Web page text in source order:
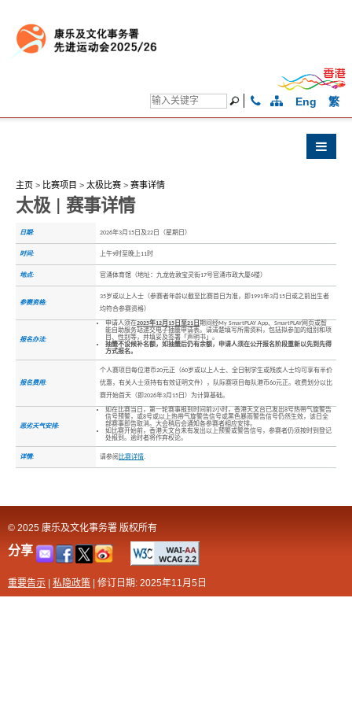
Eng 繁
主页 > 比赛项目 > 太极比赛 > 赛事详情
太极 | 赛事详情
日期: 2026年3月15日及22日（星期日）
时间: 上午9时至晚上11时
地点: 官涌体育馆（地址：九龙佐敦宝灵街17号官涌市政大厦6楼）
参赛资格:
35岁或以上人士（参赛者年龄以截至比赛首日为准，即1991年3月15日或之前出生者
均符合参赛资格）
报名办法:
申请人须在2025年12月15日至21日 期间经My SmartPLAY App、SmartPLAY网页或智
能自助服务站递交电子抽籤申请表。请清楚填写所需资料，包括拟参加的组别和项
目、性别等，并填妥及签署「声明书」。
抽籤不设候补名额，如抽籤后仍有余额，申请人须在公开报名阶段重新以先到先得
方式报名。
报名费用:
个人赛项目每位港币20元正（60岁或以上人士、全日制学生或残疾人士均可享有半价
优惠，有关人士须持有有效证明文件），队际赛项目每队港币60元正。收费划分以比
赛开始首天（即2026年3月15日）为计算基础。
恶劣天气安排:
如在比赛当日，第一轮赛事报到时间前2小时，香港天文台已发出8号热带气旋警告
信号预警，或8号或以上热带气旋警告信号或黑色暴雨警告信号仍然生效，该日全
部赛事即告取消。大会稍后会通知各参赛者相应安排。
如比赛开始前，香港天文台未有发出以上预警或警告信号，参赛者仍须按时到登记
处报到。逾时者将作弃权论。
详情: 请参阅 比赛详情
© 2025 康乐及文化事务署 版权所有
分享
重要告示 私隐政策 修订日期: 2025年11月5日